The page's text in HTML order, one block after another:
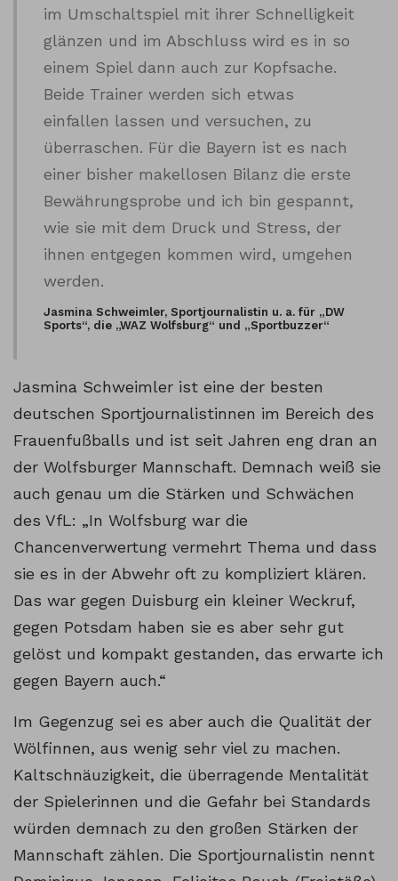
im Umschaltspiel mit ihrer Schnelligkeit
glänzen und im Abschluss wird es in so
einem Spiel dann auch zur Kopfsache.
Beide Trainer werden sich etwas
einfallen lassen und versuchen, zu
überraschen. Für die Bayern ist es nach
einer bisher makellosen Bilanz die erste
Bewährungsprobe und ich bin gespannt,
wie sie mit dem Druck und Stress, der
ihnen entgegen kommen wird, umgehen
werden.
Jasmina Schweimler, Sportjournalistin u. a. für „DW
Sports“, die „WAZ Wolfsburg“ und „Sportbuzzer“
Jasmina Schweimler ist eine der besten
deutschen Sportjournalistinnen im Bereich des
Frauenfußballs und ist seit Jahren eng dran an
der Wolfsburger Mannschaft. Demnach weiß sie
auch genau um die Stärken und Schwächen
des VfL: „In Wolfsburg war die
Chancenverwertung vermehrt Thema und dass
sie es in der Abwehr oft zu kompliziert klären.
Das war gegen Duisburg ein kleiner Weckruf,
gegen Potsdam haben sie es aber sehr gut
gelöst und kompakt gestanden, das erwarte ich
gegen Bayern auch.“
Im Gegenzug sei es aber auch die Qualität der
Wölfinnen, aus wenig sehr viel zu machen.
Kaltschnäuzigkeit, die überragende Mentalität
der Spielerinnen und die Gefahr bei Standards
würden demnach zu den großen Stärken der
Mannschaft zählen. Die Sportjournalistin nennt